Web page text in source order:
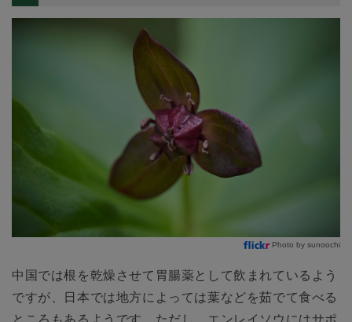
Photo by sunoochi
中国では根を乾燥させて胃腸薬として飲まれているよう
ですが、日本では地方によっては葉などを茹でて食べる